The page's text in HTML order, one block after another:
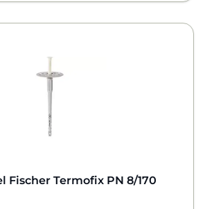
Fischer Termofix PN 8/170